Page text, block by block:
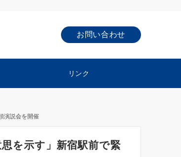
お問い合わせ
リンク
演説会を開催
を示す」新宿駅前で緊